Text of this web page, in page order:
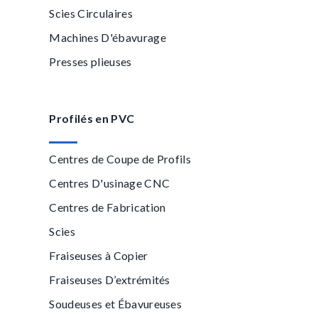
Scies Circulaires
Machines D'ébavurage
Presses plieuses
Profilés en PVC
Centres de Coupe de Profils
Centres D'usinage CNC
Centres de Fabrication
Scies
Fraiseuses à Copier
Fraiseuses D’extrémités
Soudeuses et Ébavureuses